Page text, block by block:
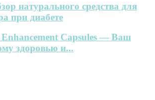
натурального средства для
при диабете
Capsules — Ваш
здоровью и...